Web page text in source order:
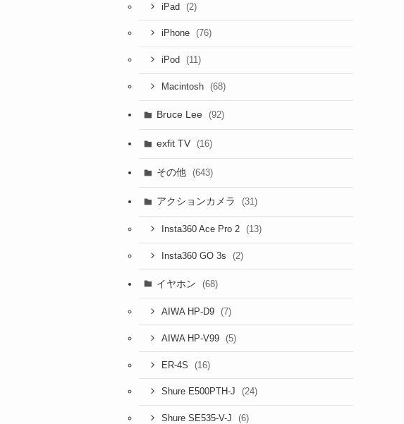
iPad (2)
iPhone (76)
iPod (11)
Macintosh (68)
Bruce Lee (92)
exfit TV (16)
その他 (643)
アクションカメラ (31)
Insta360 Ace Pro 2 (13)
Insta360 GO 3s (2)
イヤホン (68)
AIWA HP-D9 (7)
AIWA HP-V99 (5)
ER-4S (16)
Shure E500PTH-J (24)
Shure SE535-V-J (6)